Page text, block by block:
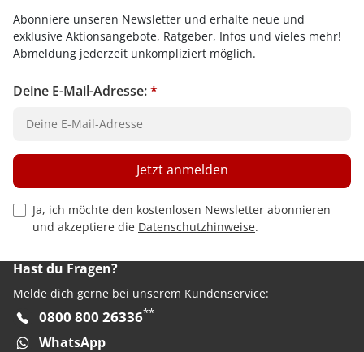
Abonniere unseren Newsletter und erhalte neue und
exklusive Aktionsangebote, Ratgeber, Infos und vieles mehr!
Abmeldung jederzeit unkompliziert möglich.
Deine E-Mail-Adresse:*
Privacy Policy Checkbox
Ja, ich möchte den kostenlosen Newsletter abonnieren
und akzeptiere die Datenschutzhinweise.
Jetzt anmelden
Hast du Fragen?
Melde dich gerne bei unserem Kundenservice:
0800 800 26336**
WhatsApp